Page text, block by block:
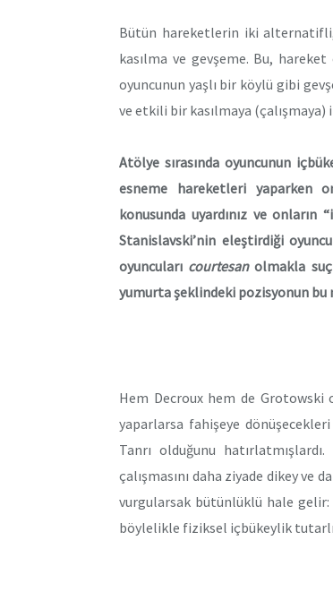
Bütün hareketlerin iki
kasılma ve gevşeme. Bu,
oyuncunun yaşlı bir köylü gibi
ve etkili bir kasılmaya
Atölye sırasında oyuncunun
esneme hareketleri yaparken
konusunda uyardınız ve
Stanislavski’nin eleştirdiği
oyuncuları courtesanolmakla
yumurta şeklindeki pozisyonun bu
Hem Decroux hem de Grotowski
yaparlarsa fahişeye
Tanrı olduğunu
çalışmasını daha ziyade dikey
vurgularsak bütünlüklü hale gelir:
böylelikle fiziksel içbükeylik